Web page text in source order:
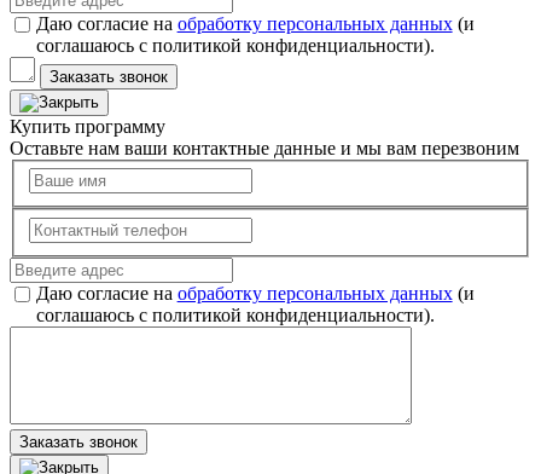
Даю согласие на обработку персональных данных(и
соглашаюсь с политикой конфиденциальности).
Заказать звонок
Купить программу
Оставьте нам ваши контактные данные и мы вам перезвоним
Даю согласие на обработку персональных данных(и
соглашаюсь с политикой конфиденциальности).
Заказать звонок